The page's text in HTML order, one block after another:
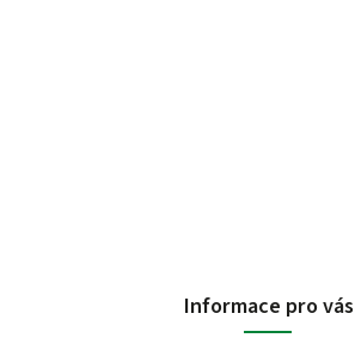
Informace pro vás